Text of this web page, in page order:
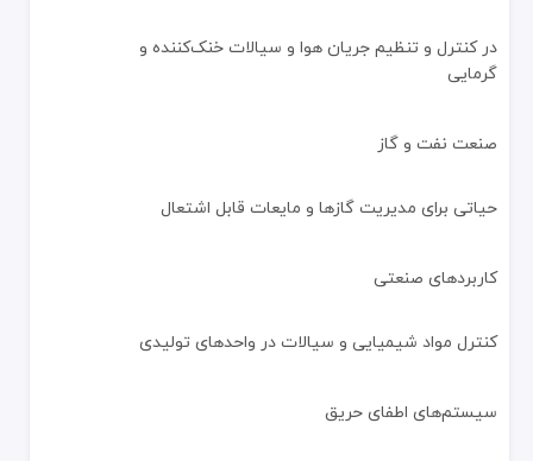
در پروژه‌های بزرگ، وزن بیشتر می‌تواند چالش‌برانگیز باشد
نصب و نگهداری
برای عملکرد بهینه، رعایت موارد زیر ضروری است:
انتخاب شیر مناسب – بر اساس فشار، دما و نوع سیال
آماده‌سازی لوله‌ها – اطمینان از تمیز و صاف بودن سطح لوله
تست نشتی – آزمون فشار پس از نصب
بازرسی منظم – بررسی علائم زنگ‌زدگی، نشتی یا سایش
روانکاری – اطمینان از عملکرد نرم قطعات متحرک
در کنترل و تنظیم جریان هوا و سیالات خنک‌کننده و
گرمایی
صنعت نفت و گاز
حیاتی برای مدیریت گازها و مایعات قابل اشتعال
کاربردهای صنعتی
کنترل مواد شیمیایی و سیالات در واحدهای تولیدی
سیستم‌های اطفای حریق